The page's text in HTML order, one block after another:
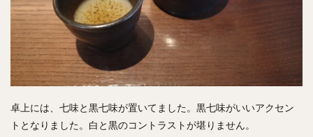
卓上には、七味と黒七味が置いてました。黒七味がいいアクセン
トとなりました。白と黒のコントラストが堪りません。